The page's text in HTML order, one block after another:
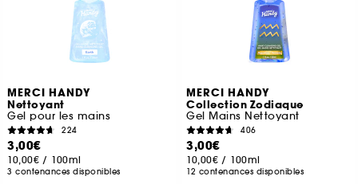
MERCI HANDY
Nettoyant
Gel pour les mains
224
3,00€
10,00€ / 100ml
3 contenances disponibles
MERCI HANDY
Collection Zodiaque
Gel Mains Nettoyant
406
3,00€
10,00€ / 100ml
12 contenances disponibles